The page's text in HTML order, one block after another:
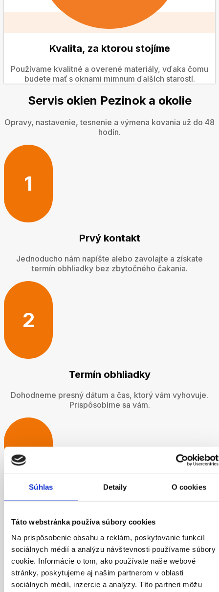
Súhlas Detaily O cookies
Táto webstránka používa súbory cookies
Na prispôsobenie obsahu a reklám, poskytovanie funkcií
sociálnych médií a analýzu návštevnosti používame súbory
cookie. Informácie o tom, ako používate naše webové
stránky, poskytujeme aj našim partnerom v oblasti
sociálnych médií, inzercie a analýzy. Títo partneri môžu
Kvalita, za ktorou stojíme
Používame kvalitné a overené materiály, vďaka čomu
budete mať s oknami mimnum ďalších starostí.
Servis okien Pezinok a okolie
Opravy, nastavenie, tesnenie a výmena kovania už do 48
hodín.
1
Prvý kontakt
Jednoducho nám napíšte alebo zavolajte a získate
termín obhliadky bez zbytočného čakania.
2
Termín obhliadky
Dohodneme presný dátum a čas, ktorý vám vyhovuje.
Prispôsobíme sa vám.
3
stav a navrhne najlepšie riešenie